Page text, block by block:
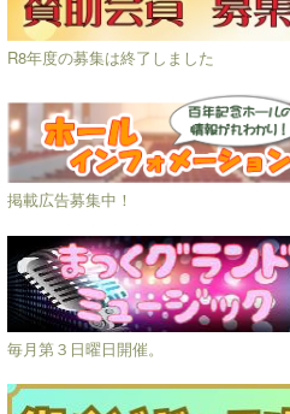
R8年度の募集は終了しました
掲載広告募集中！
毎月第３日曜日開催。